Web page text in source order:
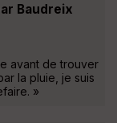
Baudreix
avant de trouver
la pluie, je suis
»